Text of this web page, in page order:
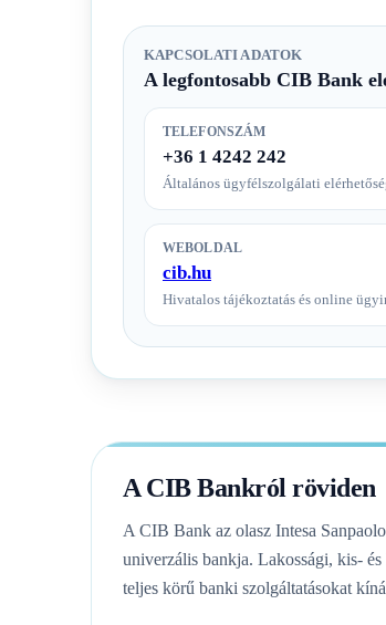
KAPCSOLATI ADATOK
A legfontosabb CIB Bank
TELEFONSZÁM
+36 1 4242 242
Általános ügyfélszolgálati
WEBOLDAL
cib.hu
Hivatalos tájékoztatás és online
A CIB Bankról röviden
A CIB Bank az olasz Intesa
univerzális bankja. Lakossági, kis-
teljes körű banki szolgáltatásokat